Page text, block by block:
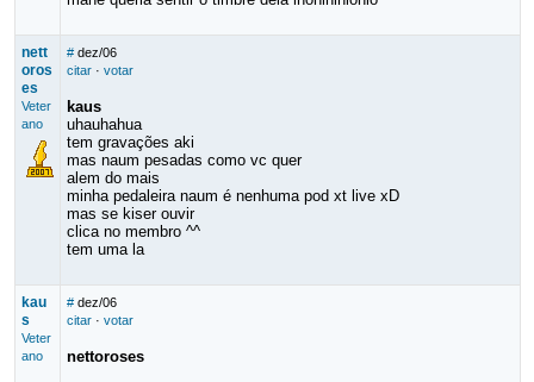
nett
oros
es
Veter
ano
# dez/06
citar· votar
kaus
uhauhahua
tem gravações aki
mas naum pesadas como vc quer
alem do mais
minha pedaleira naum é nenhuma pod xt live xD
mas se kiser ouvir
clica no membro ^^
tem uma la
kau
s
Veter
ano
# dez/06
citar· votar
nettoroses